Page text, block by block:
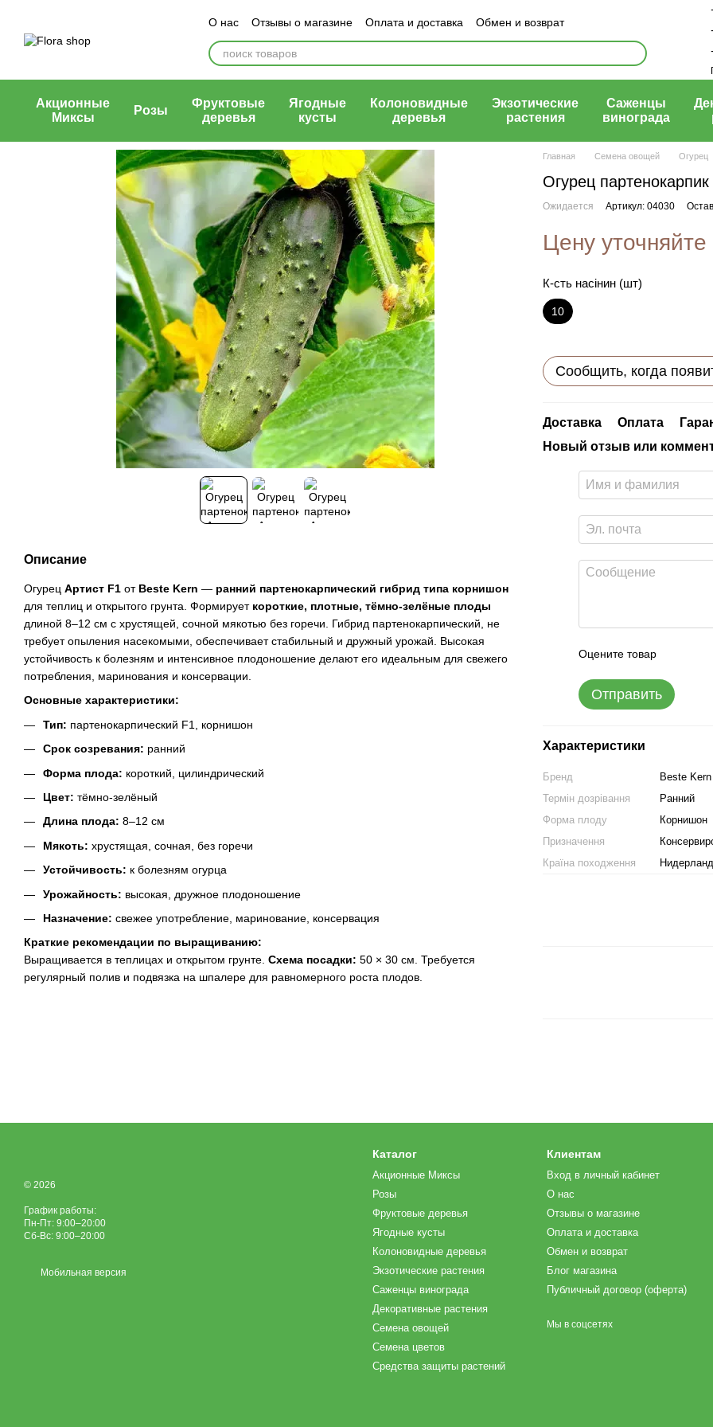
О нас Отзывы о магазине Оплата и доставка
Обмен и возврат
Блог магазина
Публичный договор (оферта)
Акционные
Миксы
Розы
Фруктовые
деревья
Ягодные
кусты
Колоновидные
деревья
Экзотические
растения
Саженцы
винограда
Описание
Огурец Артист F1 от Beste Kern — ранний партенокарпический гибрид типа корнишон
для теплиц и открытого грунта. Формирует короткие, плотные, тёмно-зелёные плоды
длиной 8–12 см с хрустящей, сочной мякотью без горечи. Гибрид партенокарпический, не
требует опыления насекомыми, обеспечивает стабильный и дружный урожай. Высокая
устойчивость к болезням и интенсивное плодоношение делают его идеальным для свежего
потребления, маринования и консервации.
Основные характеристики:
Тип: партенокарпический F1, корнишон
Срок созревания: ранний
Форма плода: короткий, цилиндрический
Цвет: тёмно-зелёный
Длина плода: 8–12 см
Мякоть: хрустящая, сочная, без горечи
Устойчивость: к болезням огурца
Урожайность: высокая, дружное плодоношение
Назначение: свежее употребление, маринование, консервация
Краткие рекомендации по выращиванию:
Выращивается в теплицах и открытом грунте. Схема посадки: 50 × 30 см. Требуется
регулярный полив и подвязка на шпалере для равномерного роста плодов.
Главная Семена овощей Огурец
Огурец
Ожидается Артикул: 04030
Цену уточняйте
К-сть насінин (шт)
10
Сообщить, когда
Доставка Оплата
Новый отзыв или
Оцените товар
Отправить
Характеристики
Бренд
Beste Kern
Термін дозрівання
Ранний
Форма плоду
Корнишон
Призначення
Країна походження
© 2026
График работы:
Пн-Пт: 9:00–20:00
Сб-Вс: 9:00–20:00
Мобильная версия
Каталог
Акционные Миксы
Розы
Фруктовые деревья
Ягодные кусты
Колоновидные деревья
Экзотические растения
Саженцы винограда
Декоративные растения
Семена овощей
Семена цветов
Средства защиты растений
Клиентам
Вход в личный кабинет
О нас
Отзывы о магазине
Оплата и доставка
Обмен и возврат
Блог магазина
Публичный договор (оферта)
Мы в соцсетях